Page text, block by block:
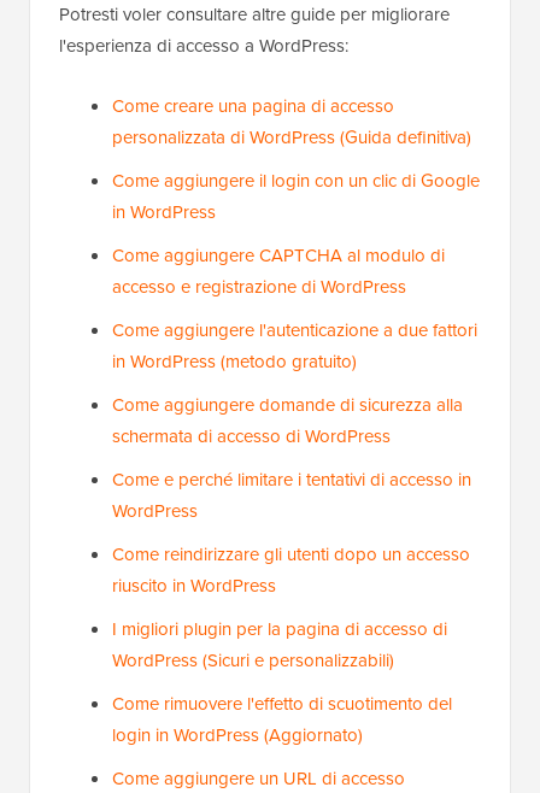
Potresti voler consultare altre guide per migliorare
l'esperienza di accesso a WordPress:
Come creare una pagina di accesso
personalizzata di WordPress (Guida definitiva)
Come aggiungere il login con un clic di Google
in WordPress
Come aggiungere CAPTCHA al modulo di
accesso e registrazione di WordPress
Come aggiungere l'autenticazione a due fattori
in WordPress (metodo gratuito)
Come aggiungere domande di sicurezza alla
schermata di accesso di WordPress
Come e perché limitare i tentativi di accesso in
WordPress
Come reindirizzare gli utenti dopo un accesso
riuscito in WordPress
I migliori plugin per la pagina di accesso di
WordPress (Sicuri e personalizzabili)
Come rimuovere l'effetto di scuotimento del
login in WordPress (Aggiornato)
Come aggiungere un URL di accesso